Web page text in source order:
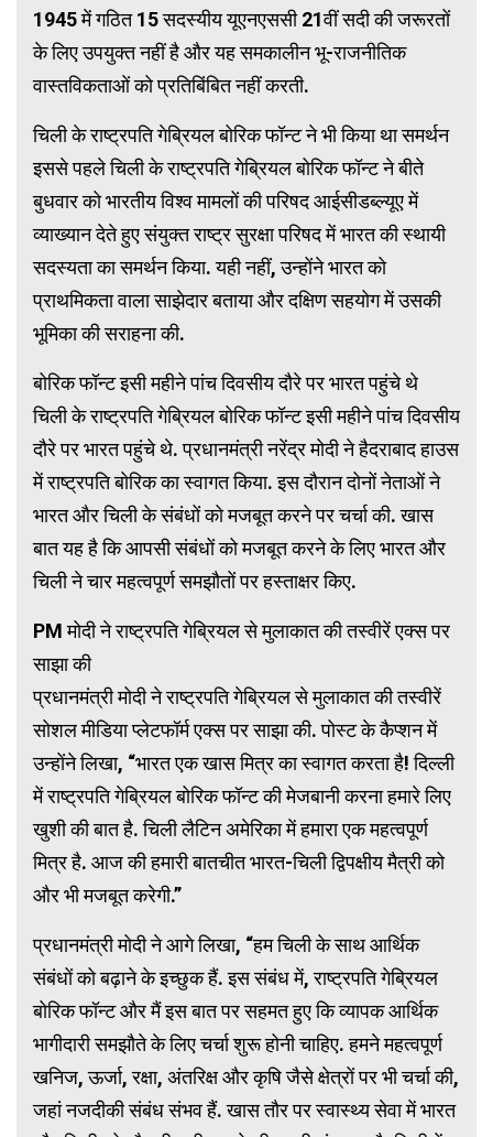
1945 में गठित 15 सदस्यीय यूएनएससी 21वीं सदी की जरूरतों
के लिए उपयुक्त नहीं है और यह समकालीन भू-राजनीतिक
वास्तविकताओं को प्रतिबिंबित नहीं करती.
चिली के राष्ट्रपति गेब्रियल बोरिक फॉन्ट ने भी किया था समर्थन
इससे पहले चिली के राष्ट्रपति गेब्रियल बोरिक फॉन्ट ने बीते
बुधवार को भारतीय विश्व मामलों की परिषद आईसीडब्ल्यूए में
व्याख्यान देते हुए संयुक्त राष्ट्र सुरक्षा परिषद में भारत की स्थायी
सदस्यता का समर्थन किया. यही नहीं, उन्होंने भारत को
प्राथमिकता वाला साझेदार बताया और दक्षिण सहयोग में उसकी
भूमिका की सराहना की.
बोरिक फॉन्ट इसी महीने पांच दिवसीय दौरे पर भारत पहुंचे थे
चिली के राष्ट्रपति गेब्रियल बोरिक फॉन्ट इसी महीने पांच दिवसीय
दौरे पर भारत पहुंचे थे. प्रधानमंत्री नरेंद्र मोदी ने हैदराबाद हाउस
में राष्ट्रपति बोरिक का स्वागत किया. इस दौरान दोनों नेताओं ने
भारत और चिली के संबंधों को मजबूत करने पर चर्चा की. खास
बात यह है कि आपसी संबंधों को मजबूत करने के लिए भारत और
चिली ने चार महत्वपूर्ण समझौतों पर हस्ताक्षर किए.
PM मोदी ने राष्ट्रपति गेब्रियल से मुलाकात की तस्वीरें एक्स पर
साझा की
प्रधानमंत्री मोदी ने राष्ट्रपति गेब्रियल से मुलाकात की तस्वीरें
सोशल मीडिया प्लेटफॉर्म एक्स पर साझा की. पोस्ट के कैप्शन में
उन्होंने लिखा, “भारत एक खास मित्र का स्वागत करता है! दिल्ली
में राष्ट्रपति गेब्रियल बोरिक फॉन्ट की मेजबानी करना हमारे लिए
खुशी की बात है. चिली लैटिन अमेरिका में हमारा एक महत्वपूर्ण
मित्र है. आज की हमारी बातचीत भारत-चिली द्विपक्षीय मैत्री को
और भी मजबूत करेगी.”
प्रधानमंत्री मोदी ने आगे लिखा, “हम चिली के साथ आर्थिक
संबंधों को बढ़ाने के इच्छुक हैं. इस संबंध में, राष्ट्रपति गेब्रियल
बोरिक फॉन्ट और मैं इस बात पर सहमत हुए कि व्यापक आर्थिक
भागीदारी समझौते के लिए चर्चा शुरू होनी चाहिए. हमने महत्वपूर्ण
खनिज, ऊर्जा, रक्षा, अंतरिक्ष और कृषि जैसे क्षेत्रों पर भी चर्चा की,
जहां नजदीकी संबंध संभव हैं. खास तौर पर स्वास्थ्य सेवा में भारत